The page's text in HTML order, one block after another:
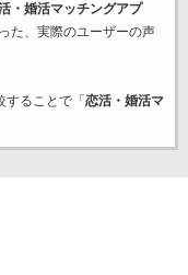
・婚活マッチングアプ
た、実際のユーザーの声
することで「 恋活・婚活マ